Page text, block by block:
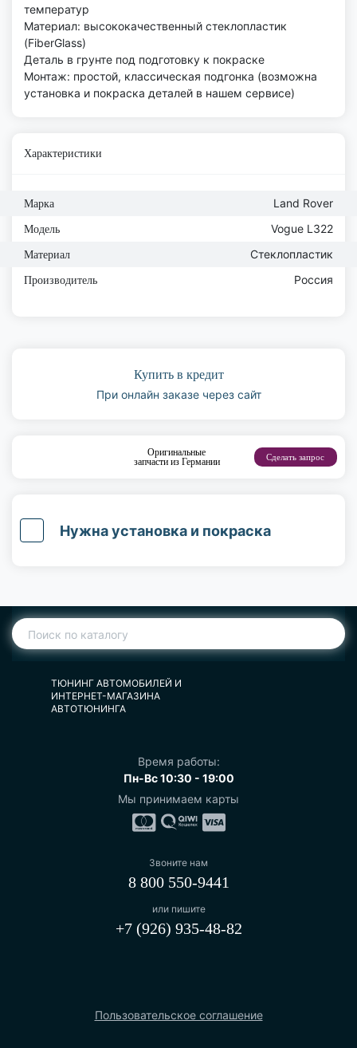
температур
Материал: высококачественный стеклопластик
(FiberGlass)
Деталь в грунте под подготовку к покраске
Монтаж: простой, классическая подгонка (возможна
установка и покраска деталей в нашем сервисе)
Характеристики
Марка Land Rover
Модель Vogue L322
Материал Стеклопластик
Производитель Россия
Купить в кредит
При онлайн заказе через сайт
Оригинальные
запчасти из Германии
Сделать запрос
Нужна установка и покраска
ТЮНИНГ АВТОМОБИЛЕЙ И
ИНТЕРНЕТ-МАГАЗИНА
АВТОТЮНИНГА
Время работы:
Пн-Вс 10:30 - 19:00
Мы принимаем карты
Звоните нам
8 800 550-9441
Пользовательское соглашение
или пишите
+7 (926) 935-48-82